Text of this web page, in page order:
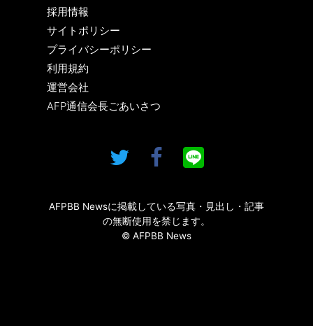
採用情報
サイトポリシー
プライバシーポリシー
利用規約
運営会社
AFP通信会長ごあいさつ
AFPBB Newsに掲載している写真・見出し・記事
の無断使用を禁じます。
© AFPBB News